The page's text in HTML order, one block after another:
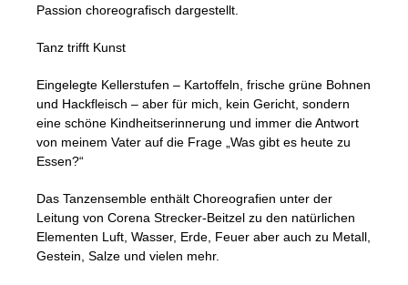
Passion choreografisch dargestellt.
Tanz trifft Kunst
Eingelegte Kellerstufen – Kartoffeln, frische grüne Bohnen
und Hackfleisch – aber für mich, kein Gericht, sondern
eine schöne Kindheitserinnerung und immer die Antwort
von meinem Vater auf die Frage „Was gibt es heute zu
Essen?“
Das Tanzensemble enthält Choreografien unter der
Leitung von Corena Strecker-Beitzel zu den natürlichen
Elementen Luft, Wasser, Erde, Feuer aber auch zu Metall,
Gestein, Salze und vielen mehr.